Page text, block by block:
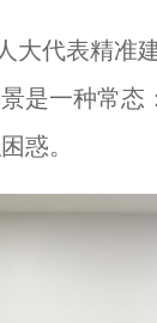
代表精准建
是一种常态
惑。